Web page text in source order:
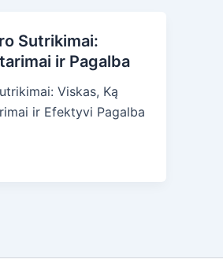
Sutrikimai:
ir Pagalba
Viskas, Ką
ir Efektyvi Pagalba